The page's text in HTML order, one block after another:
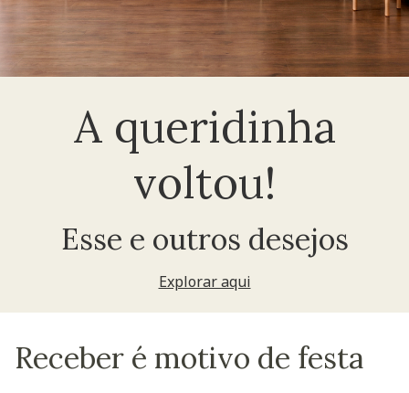
A queridinha
voltou!
Esse e outros desejos
Explorar aqui
Receber é motivo de festa